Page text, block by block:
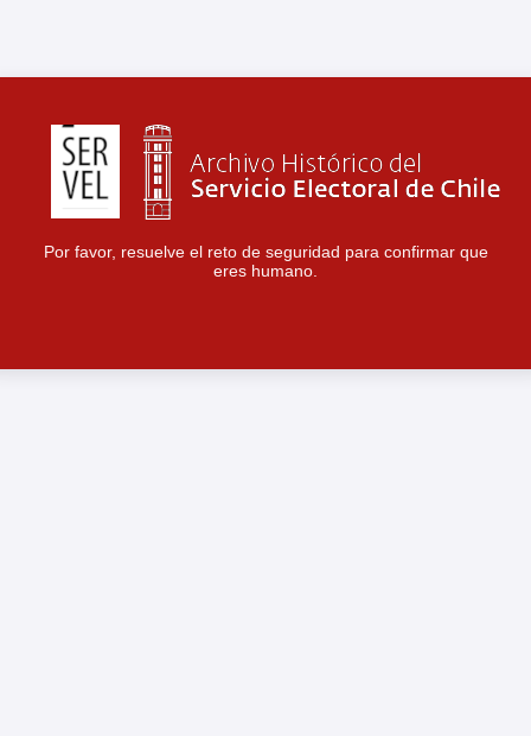
Por favor, resuelve el reto de seguridad para confirmar que
eres humano.